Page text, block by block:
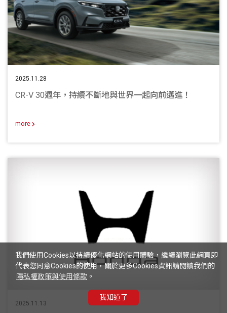
我們使用Cookies以持續優化網站的使用體驗，繼續瀏覽此網頁即
代表您同意Cookies的使用，關於更多Cookies資訊請閱讀我們的
隱私權政策與使用條款 。
我知道了
2025.11.28
CR-V 30週年，持續不斷地與世界一起向前邁進！
more
2025.11.13